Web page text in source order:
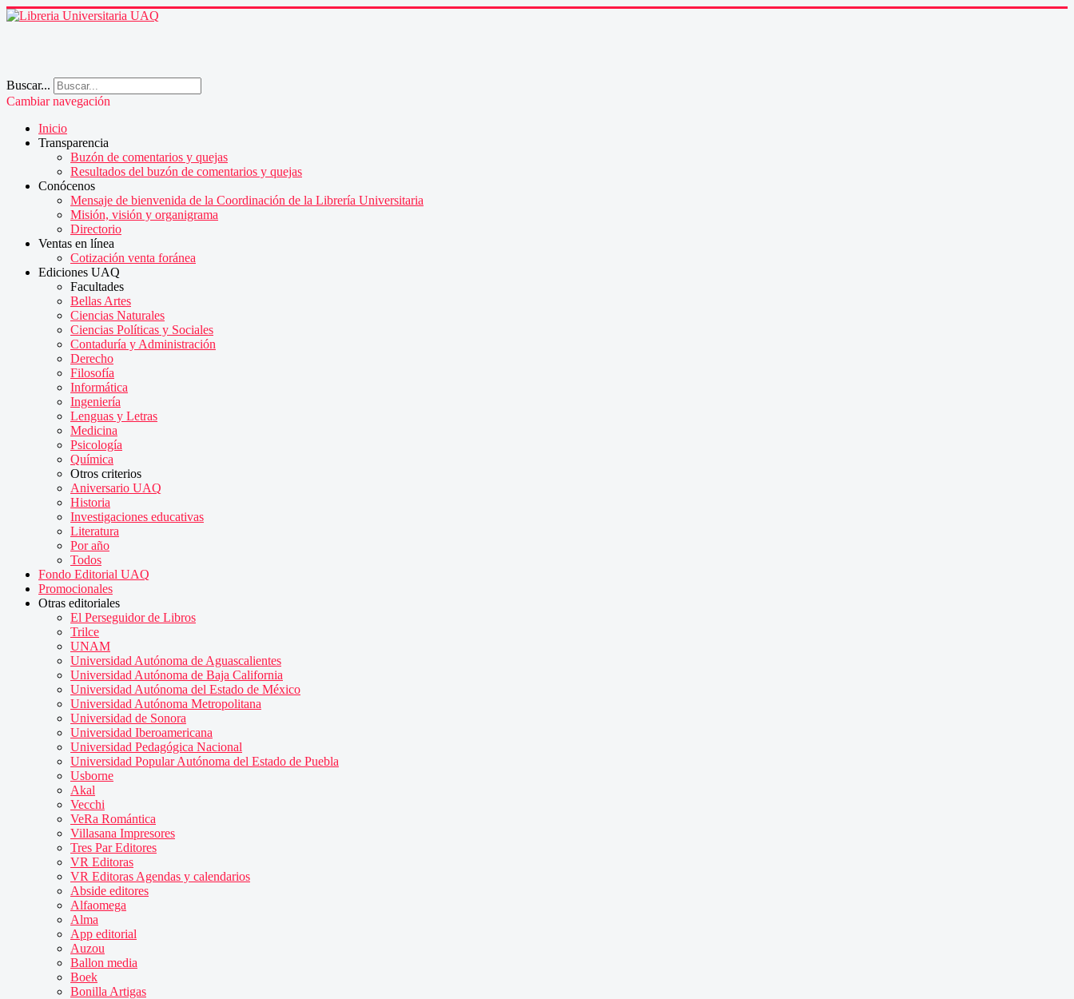
Buscar...
Cambiar navegación
Inicio
Transparencia
Buzón de comentarios y quejas
Resultados del buzón de comentarios y quejas
Conócenos
Mensaje de bienvenida de la Coordinación de la Librería Universitaria
Misión, visión y organigrama
Directorio
Ventas en línea
Cotización venta foránea
Ediciones UAQ
Facultades
Bellas Artes
Ciencias Naturales
Ciencias Políticas y Sociales
Contaduría y Administración
Derecho
Filosofía
Informática
Ingeniería
Lenguas y Letras
Medicina
Psicología
Química
Otros criterios
Aniversario UAQ
Historia
Investigaciones educativas
Literatura
Por año
Todos
Fondo Editorial UAQ
Promocionales
Otras editoriales
El Perseguidor de Libros
Trilce
UNAM
Universidad Autónoma de Aguascalientes
Universidad Autónoma de Baja California
Universidad Autónoma del Estado de México
Universidad Autónoma Metropolitana
Universidad de Sonora
Universidad Iberoamericana
Universidad Pedagógica Nacional
Universidad Popular Autónoma del Estado de Puebla
Usborne
Akal
Vecchi
VeRa Romántica
Villasana Impresores
Tres Par Editores
VR Editoras
VR Editoras Agendas y calendarios
Abside editores
Alfaomega
Alma
App editorial
Auzou
Ballon media
Boek
Bonilla Artigas